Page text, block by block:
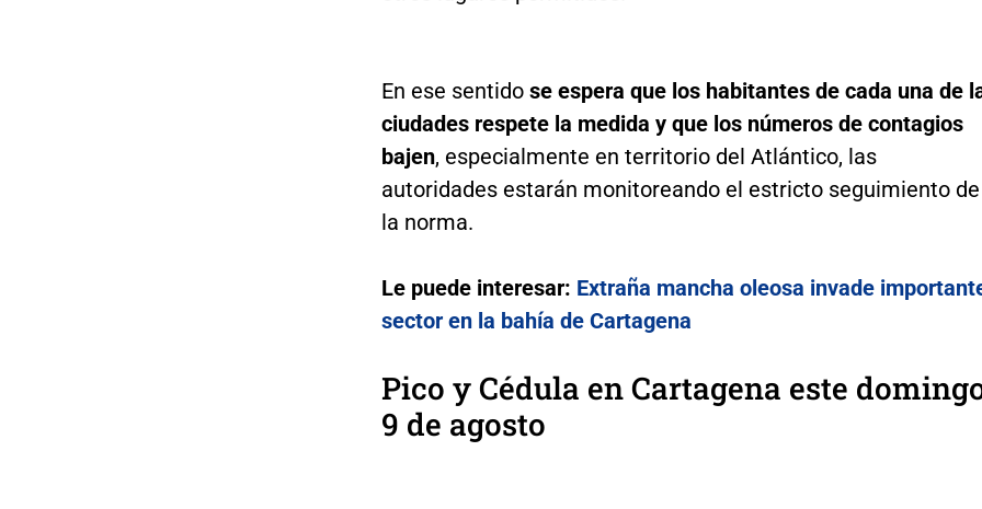
En ese sentido se espera que los habitantes de cada una de
ciudades respete la medida y que los números de contagios
bajen, especialmente en territorio del Atlántico, las
autoridades estarán monitoreando el estricto seguimiento de
la norma.
Le puede interesar: Extraña mancha oleosa invade
sector en la bahía de Cartagena
Pico y Cédula en Cartagena este
9 de agosto